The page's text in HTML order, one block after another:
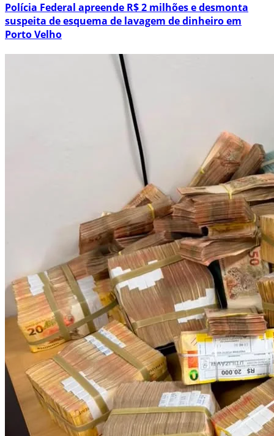
Polícia Federal apreende R$ 2 milhões e desmonta
suspeita de esquema de lavagem de dinheiro em
Porto Velho